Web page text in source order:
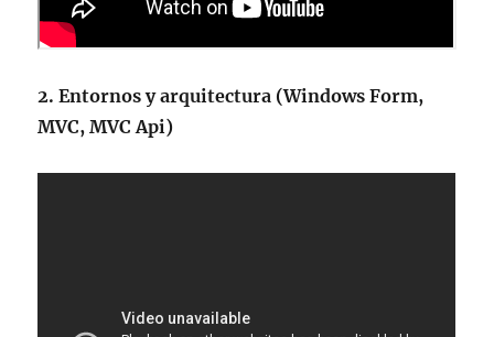
2. Entornos y arquitectura (Windows Form,
MVC, MVC Api)